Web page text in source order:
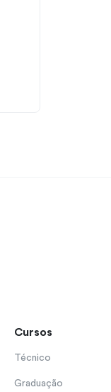
Cursos
Técnico
Graduação